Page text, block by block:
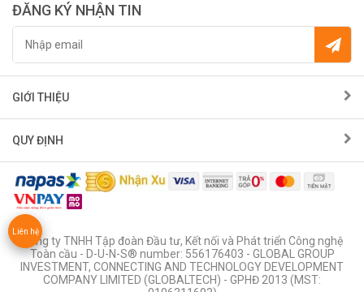
ĐĂNG KÝ NHẬN TIN
GIỚI THIỆU
QUY ĐỊNH
Công ty TNHH Tập đoàn Đầu tư, Kết nối và Phát triển Công nghệ
Toàn cầu - D-U-N-S® number: 556176403 - GLOBAL GROUP
INVESTMENT, CONNECTING AND TECHNOLOGY DEVELOPMENT
COMPANY LIMITED (GLOBALTECH) - GPHĐ 2013 (MST:
Liên hệ